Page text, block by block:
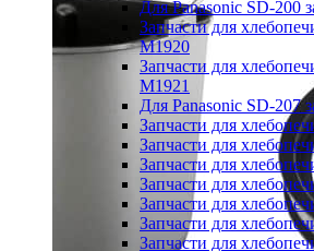
Для Panasonic SD-200
Запчасти для
M1920
Запчасти для
M1921
Для Panasonic SD-207
Запчасти для
Запчасти для
Запчасти для
Запчасти для
Запчасти для
Запчасти для
Запчасти для